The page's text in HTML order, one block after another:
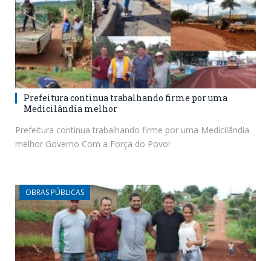
Prefeitura continua trabalhando firme por uma
Medicilândia melhor
Prefeitura continua trabalhando firme por uma Medicilândia
melhor Governo Com a Força do Povo!
OBRAS PÚBLICAS